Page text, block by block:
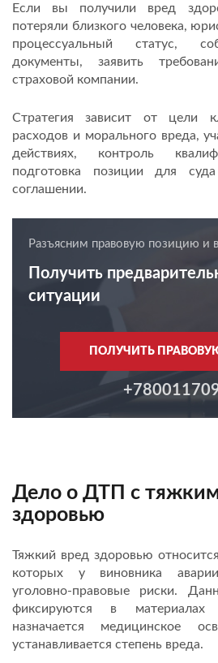
Если вы получили вред
потеряли близкого человека,
процессуальный статус,
документы, заявить
страховой компании.
Стратегия зависит от цели
расходов и морального вреда,
действиях, контроль
подготовка позиции для
соглашении.
Разъясним правовую позицию и
Получить
ситуации
ПОЛУЧИТЬ
Дело о ДТП с
здоровью
Тяжкий вред здоровью
которых у виновника
уголовно-правовые риски.
фиксируются в
назначается медицинское
устанавливается степень вреда.